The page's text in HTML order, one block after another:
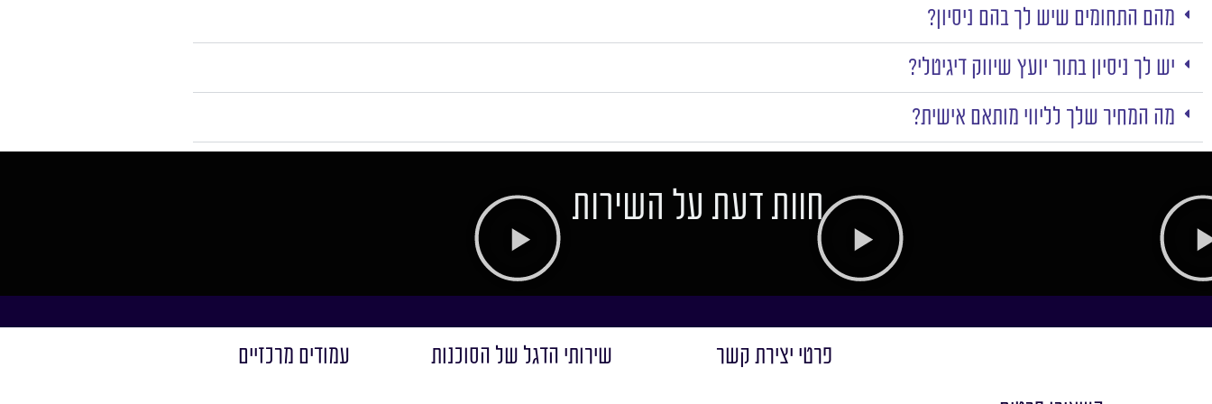
מהם התחומים שיש לך בהם ניסיון?
יש לך ניסיון בתור יועץ שיווק דיגיטלי?
מה המחיר שלך לליווי מותאם אישית?
חוות דעת על השירות
פרטי יצירת קשר שירותי הדגל של הסוכנות עמודים מרכזיים